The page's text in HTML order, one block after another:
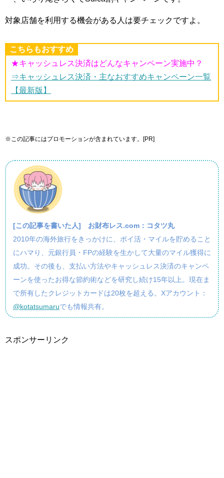
対象店舗を利用する機会がある人は要チェックですよ。
こちらもおすすめ
★キャッシュレス決済はどんなキャンペーン実施中？
⇒キャッシュレス決済・主なおすすめキャンペーン一覧
【最新版】
※この記事にはプロモーションが含まれています。[PR]
[この記事を書いた人] お財布レス.com：コタツ丸
2010年の海外旅行をきっかけに、ポイ活・マイルを貯めること
にハマり、元銀行員・FPの経験を生かして大量のマイル獲得に
成功。その後も、支払い方法やキャッシュレス決済のキャンペ
ーンを使ったお得な節約術などを研究し続け15年以上。現在ま
で所有したクレジットカードは20枚を超える。Xアカウント：
@kotatsumaruでも情報共有。
スポンサーリンク